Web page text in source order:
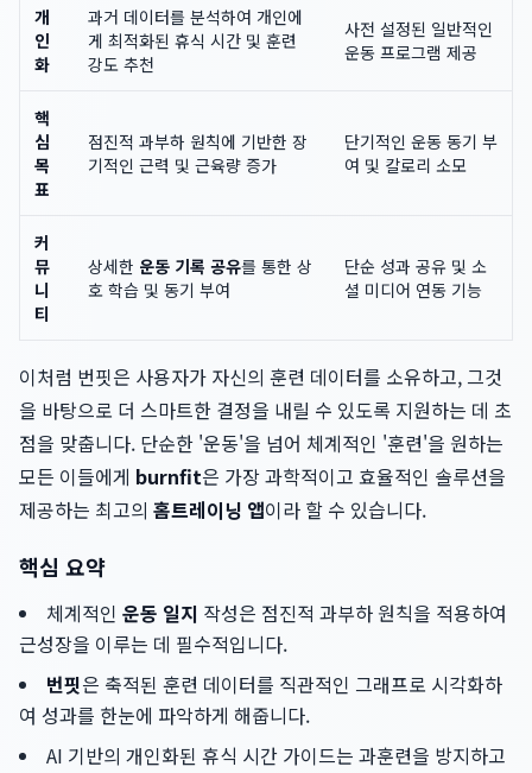
개
인
화
과거 데이터를 분석하여 개인에
게 최적화된 휴식 시간 및 훈련
강도 추천
사전 설정된 일반적인
운동 프로그램 제공
핵
심
목
표
점진적 과부하 원칙에 기반한 장
기적인 근력 및 근육량 증가
단기적인 운동 동기 부
여 및 칼로리 소모
커
뮤
니
티
상세한 운동 기록 공유를 통한 상
호 학습 및 동기 부여
단순 성과 공유 및 소
셜 미디어 연동 기능
이처럼 번핏은 사용자가 자신의 훈련 데이터를 소유하고, 그것
을 바탕으로 더 스마트한 결정을 내릴 수 있도록 지원하는 데 초
점을 맞춥니다. 단순한 '운동'을 넘어 체계적인 '훈련'을 원하는
모든 이들에게 burnfit은 가장 과학적이고 효율적인 솔루션을
제공하는 최고의 홈트레이닝 앱이라 할 수 있습니다.
핵심 요약
체계적인 운동 일지 작성은 점진적 과부하 원칙을 적용하여
근성장을 이루는 데 필수적입니다.
번핏은 축적된 훈련 데이터를 직관적인 그래프로 시각화하
여 성과를 한눈에 파악하게 해줍니다.
AI 기반의 개인화된 휴식 시간 가이드는 과훈련을 방지하고